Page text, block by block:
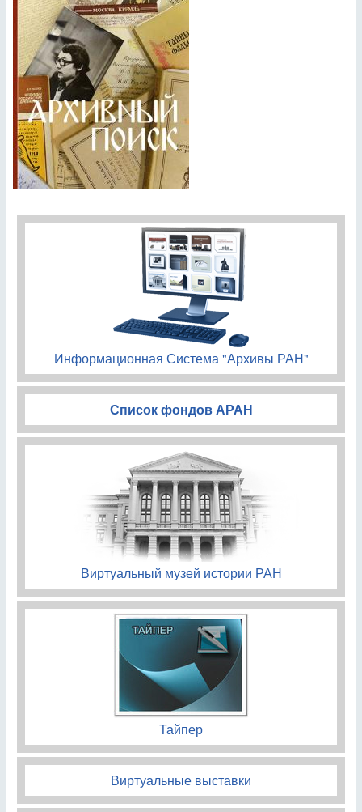
Информационная Система "Архивы РАН"
Список фондов АРАН
Виртуальный музей истории РАН
Тайпер
Виртуальные выставки